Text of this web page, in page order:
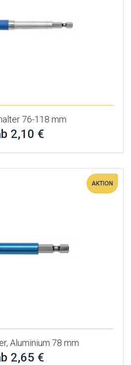
76-118 mm
2,10 €
AKTION
Aluminium 78 mm
2,65 €